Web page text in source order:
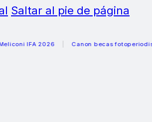
Saltar al pie de página
IFA 2026 Canon becas fotoperiodismo